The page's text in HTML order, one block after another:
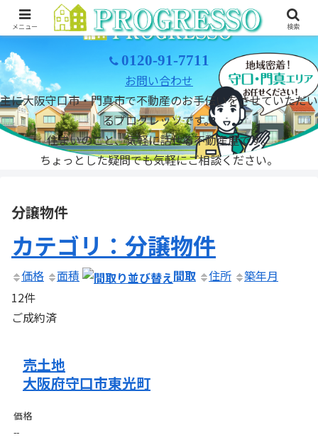
0120-91-7711
お問い合わせ
主に大阪守口市・門真市で不動産のお手伝いをさせていただい
るプログレッソです。
住まいのこと、気軽に話せる不動産屋です。
ちょっとした疑問でも気軽にご相談ください。
分譲物件
カテゴリ：分譲物件
価格 面積 間取 住所
築年月
12件
ご成約済
売土地
大阪府守口市東光町
価格
--
メニュー 検索